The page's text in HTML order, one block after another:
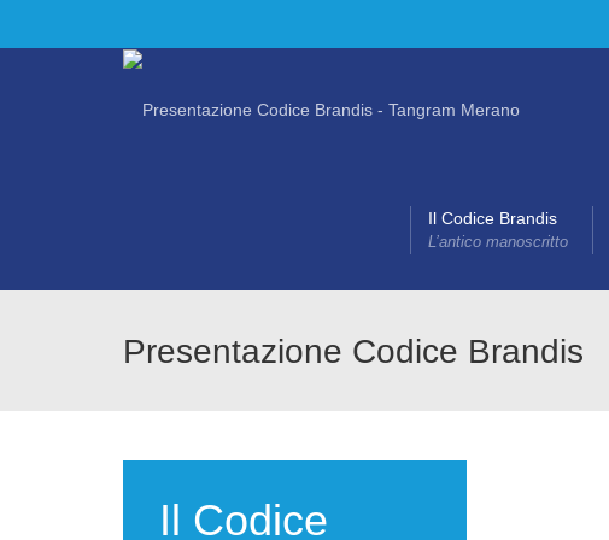
Il Codice Brandis
L’antico manoscritto
Presentazione Codice Brandis
Il Codice